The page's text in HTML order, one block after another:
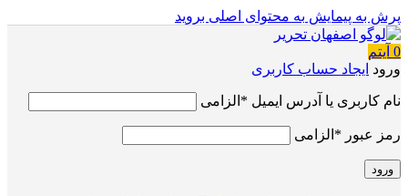
پرش به پیمایش به محتوای اصلی بروید
0 آیتم
ورود ایجاد حساب کاربری
نام کاربری یا آدرس ایمیل * الزامی
رمز عبور * الزامی
ورود